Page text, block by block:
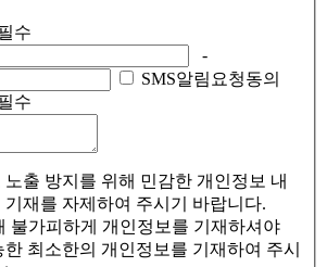
-
SMS알림요청동의
출 방지를 위해 민감한 개인정보 내
기재를 자제하여 주시기 바랍니다.
불가피하게 개인정보를 기재하셔야
최소한의 개인정보를 기재하여 주시